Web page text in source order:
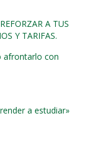
A TUS
Y TARIFAS.
afrontarlo con
a estudiar»